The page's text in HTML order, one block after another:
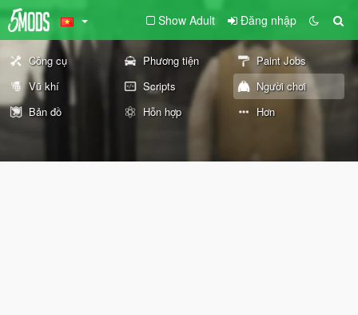
Show Adult Đăng nhập
Công cụ Phương tiện
Paint Jobs
Vũ khí
Scripts
Người chơi
Bản đồ
Hỗn hợp Hơn